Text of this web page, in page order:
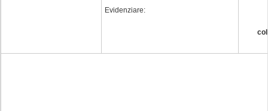
Evidenziare: